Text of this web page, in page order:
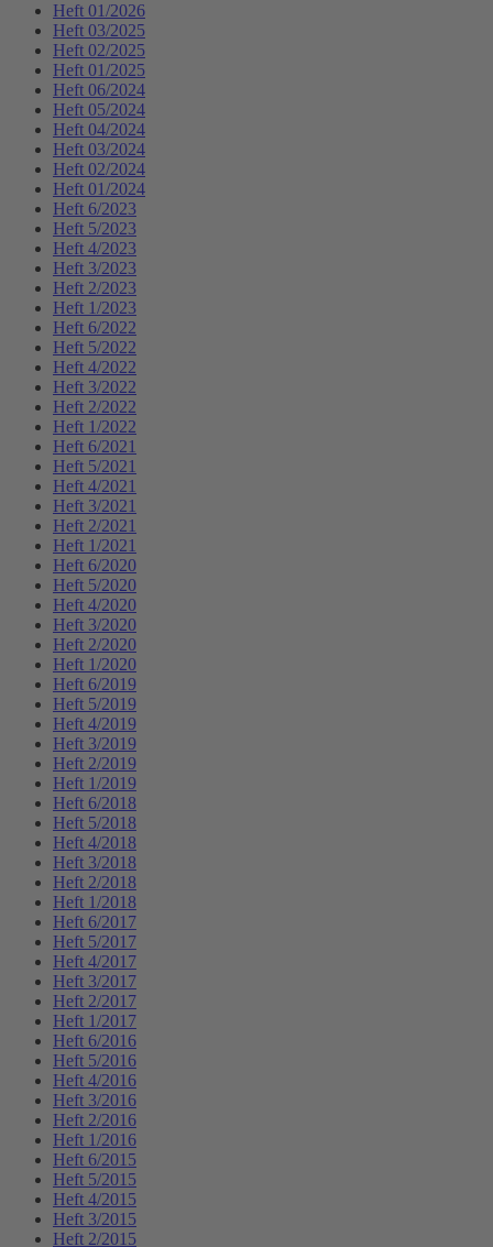
Heft 01/2026
Heft 03/2025
Heft 02/2025
Heft 01/2025
Heft 06/2024
Heft 05/2024
Heft 04/2024
Heft 03/2024
Heft 02/2024
Heft 01/2024
Heft 6/2023
Heft 5/2023
Heft 4/2023
Heft 3/2023
Heft 2/2023
Heft 1/2023
Heft 6/2022
Heft 5/2022
Heft 4/2022
Heft 3/2022
Heft 2/2022
Heft 1/2022
Heft 6/2021
Heft 5/2021
Heft 4/2021
Heft 3/2021
Heft 2/2021
Heft 1/2021
Heft 6/2020
Heft 5/2020
Heft 4/2020
Heft 3/2020
Heft 2/2020
Heft 1/2020
Heft 6/2019
Heft 5/2019
Heft 4/2019
Heft 3/2019
Heft 2/2019
Heft 1/2019
Heft 6/2018
Heft 5/2018
Heft 4/2018
Heft 3/2018
Heft 2/2018
Heft 1/2018
Heft 6/2017
Heft 5/2017
Heft 4/2017
Heft 3/2017
Heft 2/2017
Heft 1/2017
Heft 6/2016
Heft 5/2016
Heft 4/2016
Heft 3/2016
Heft 2/2016
Heft 1/2016
Heft 6/2015
Heft 5/2015
Heft 4/2015
Heft 3/2015
Heft 2/2015